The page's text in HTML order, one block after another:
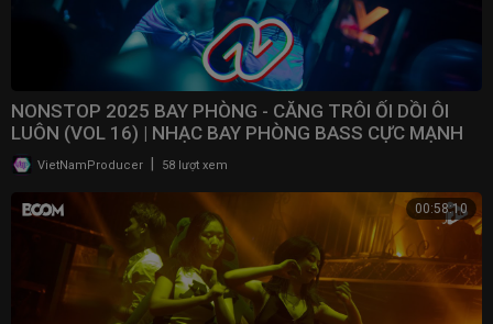
NONSTOP 2025 BAY PHÒNG - CĂNG TRÔI ỐI DỒI ÔI
LUÔN (VOL 16) | NHẠC BAY PHÒNG BASS CỰC MẠNH ​
VietNamProducer 58 lượt xem
00:58:10